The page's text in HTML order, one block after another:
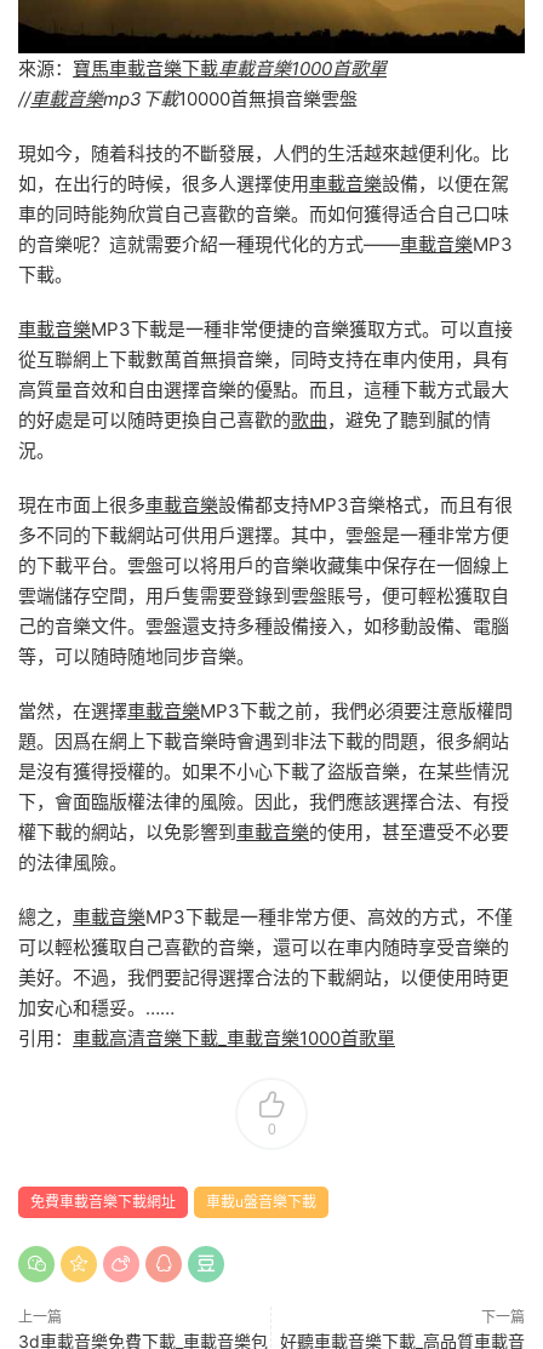
來源： 寶馬車載音樂下載車載音樂1000首歌單
//車載音樂mp3下載10000首無損音樂雲盤
現如今，随着科技的不斷發展，人們的生活越來越便利化。比
如，在出行的時候，很多人選擇使用車載音樂設備，以便在駕
車的同時能夠欣賞自己喜歡的音樂。而如何獲得适合自己口味
的音樂呢？這就需要介紹一種現代化的方式——車載音樂MP3
下載。
車載音樂MP3下載是一種非常便捷的音樂獲取方式。可以直接
從互聯網上下載數萬首無損音樂，同時支持在車内使用，具有
高質量音效和自由選擇音樂的優點。而且，這種下載方式最大
的好處是可以随時更換自己喜歡的歌曲，避免了聽到膩的情
況。
現在市面上很多車載音樂設備都支持MP3音樂格式，而且有很
多不同的下載網站可供用戶選擇。其中，雲盤是一種非常方便
的下載平台。雲盤可以将用戶的音樂收藏集中保存在一個線上
雲端儲存空間，用戶隻需要登錄到雲盤賬号，便可輕松獲取自
己的音樂文件。雲盤還支持多種設備接入，如移動設備、電腦
等，可以随時随地同步音樂。
當然，在選擇車載音樂MP3下載之前，我們必須要注意版權問
題。因爲在網上下載音樂時會遇到非法下載的問題，很多網站
是沒有獲得授權的。如果不小心下載了盜版音樂，在某些情況
下，會面臨版權法律的風險。因此，我們應該選擇合法、有授
權下載的網站，以免影響到車載音樂的使用，甚至遭受不必要
的法律風險。
總之， 車載音樂MP3下載是一種非常方便、高效的方式，不僅
可以輕松獲取自己喜歡的音樂，還可以在車内随時享受音樂的
美好。不過，我們要記得選擇合法的下載網站，以便使用時更
加安心和穩妥。……
引用： 車載高清音樂下載_車載音樂1000首歌單
0
免費車載音樂下載網址 車載u盤音樂下載
上一篇
3d車載音樂免費下載_車載音樂包
下一篇
好聽車載音樂下載_高品質車載音